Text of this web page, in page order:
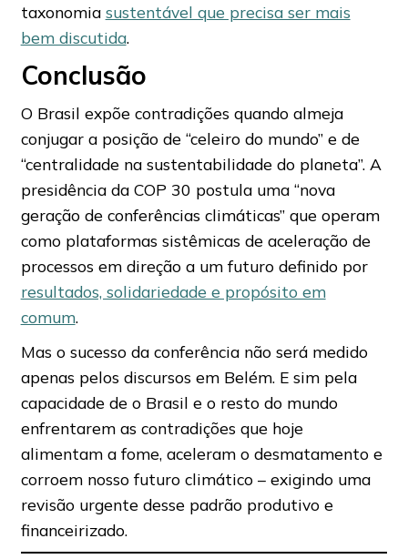
taxonomia sustentável que precisa ser mais
bem discutida.
Conclusão
O Brasil expõe contradições quando almeja
conjugar a posição de “celeiro do mundo” e de
“centralidade na sustentabilidade do planeta”. A
presidência da COP 30 postula uma “nova
geração de conferências climáticas” que operam
como plataformas sistêmicas de aceleração de
processos em direção a um futuro definido por
resultados, solidariedade e propósito em
comum.
Mas o sucesso da conferência não será medido
apenas pelos discursos em Belém. E sim pela
capacidade de o Brasil e o resto do mundo
enfrentarem as contradições que hoje
alimentam a fome, aceleram o desmatamento e
corroem nosso futuro climático – exigindo uma
revisão urgente desse padrão produtivo e
financeirizado.